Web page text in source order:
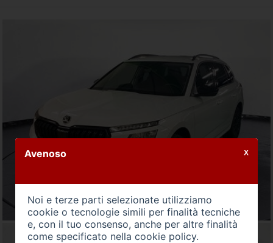
Avenoso
Noi e terze parti selezionate utilizziamo
cookie o tecnologie simili per finalità tecniche
e, con il tuo consenso, anche per altre finalità
come specificato nella cookie policy.
X